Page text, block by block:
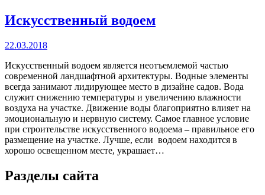
Искусственный водоем
22.03.2018
Искусственный водоем является неотъемлемой частью
современной ландшафтной архитектуры. Водные элементы
всегда занимают лидирующее место в дизайне садов. Вода
служит снижению температуры и увеличению влажности
воздуха на участке. Движение воды благоприятно влияет на
эмоциональную и нервную систему. Самое главное условие
при строительстве искусственного водоема – правильное его
размещение на участке. Лучше, если водоем находится в
хорошо освещенном месте, украшает…
Разделы сайта